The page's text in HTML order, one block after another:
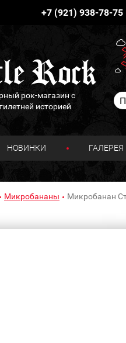
+7 (921) 938-78-75
рок-магазин с
историей
НОВИНКИ ГАЛЕРЕЯ
Микробананы Микробанан